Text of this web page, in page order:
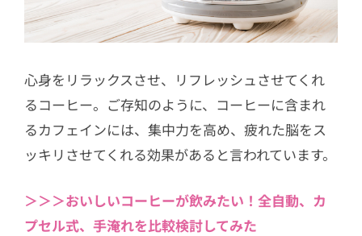
心身をリラックスさせ、リフレッシュさせてくれ
るコーヒー。ご存知のように、コーヒーに含まれ
るカフェインには、集中力を高め、疲れた脳をス
ッキリさせてくれる効果があると言われています。
＞＞＞おいしいコーヒーが飲みたい！全自動、カ
プセル式、手淹れを比較検討してみた